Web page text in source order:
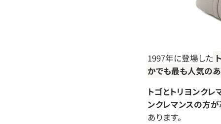
1997年に登場した
かでも最も人気の
トゴとトリヨンク
ンクレマンスの方
あります。